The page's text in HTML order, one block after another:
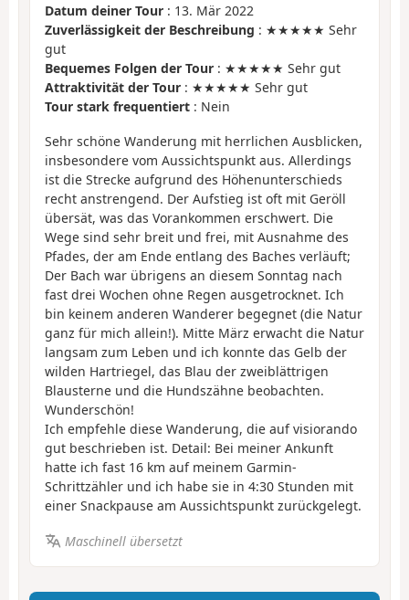
Datum deiner Tour : 13. Mär 2022
Zuverlässigkeit der Beschreibung : ★★★★★ Sehr
gut
Bequemes Folgen der Tour : ★★★★★ Sehr gut
Attraktivität der Tour : ★★★★★ Sehr gut
Tour stark frequentiert : Nein
Sehr schöne Wanderung mit herrlichen Ausblicken,
insbesondere vom Aussichtspunkt aus. Allerdings
ist die Strecke aufgrund des Höhenunterschieds
recht anstrengend. Der Aufstieg ist oft mit Geröll
übersät, was das Vorankommen erschwert. Die
Wege sind sehr breit und frei, mit Ausnahme des
Pfades, der am Ende entlang des Baches verläuft;
Der Bach war übrigens an diesem Sonntag nach
fast drei Wochen ohne Regen ausgetrocknet. Ich
bin keinem anderen Wanderer begegnet (die Natur
ganz für mich allein!). Mitte März erwacht die Natur
langsam zum Leben und ich konnte das Gelb der
wilden Hartriegel, das Blau der zweiblättrigen
Blausterne und die Hundszähne beobachten.
Wunderschön!
Ich empfehle diese Wanderung, die auf visiorando
gut beschrieben ist. Detail: Bei meiner Ankunft
hatte ich fast 16 km auf meinem Garmin-
Schrittzähler und ich habe sie in 4:30 Stunden mit
einer Snackpause am Aussichtspunkt zurückgelegt.
Maschinell übersetzt